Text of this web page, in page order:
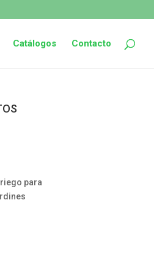
Catálogos Contacto
para